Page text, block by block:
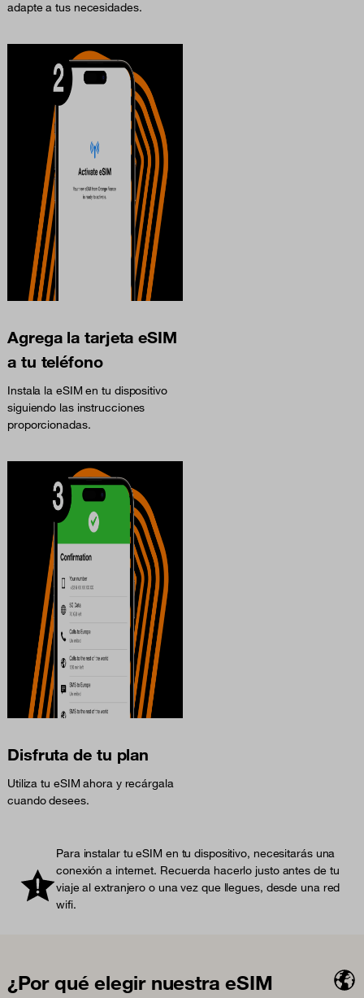
adapte a tus necesidades.
Agrega la tarjeta eSIM
a tu teléfono
Instala la eSIM en tu dispositivo
siguiendo las instrucciones
proporcionadas.
Disfruta de tu plan
Utiliza tu eSIM ahora y recárgala
cuando desees.
Para instalar tu eSIM en tu dispositivo, necesitarás una
conexión a internet. Recuerda hacerlo justo antes de tu
viaje al extranjero o una vez que llegues, desde una red
wifi.
¿Por qué elegir nuestra eSIM